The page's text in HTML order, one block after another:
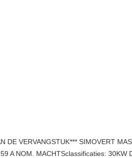
DE VERVANGSTUK*** SIMOVERT
A NOM. MACHTSclassificaties: 30KW